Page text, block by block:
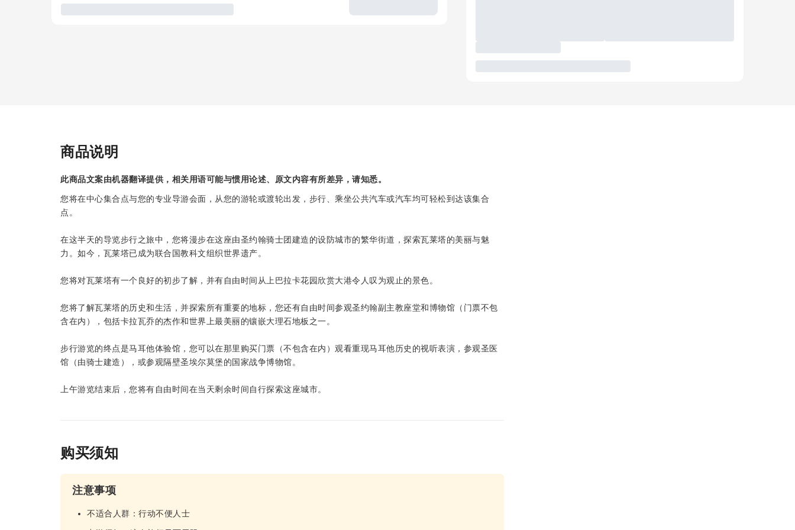
商品说明
此商品文案由机器翻译提供，相关用语可能与惯用论述、原文内容有所差异，请知悉。
您将在中心集合点与您的专业导游会面，从您的游轮或渡轮出发，步行、乘坐公共汽车或汽车均可轻松到达该集合
点。
在这半天的导览步行之旅中，您将漫步在这座由圣约翰骑士团建造的设防城市的繁华街道，探索瓦莱塔的美丽与魅
力。如今，瓦莱塔已成为联合国教科文组织世界遗产。
您将对瓦莱塔有一个良好的初步了解，并有自由时间从上巴拉卡花园欣赏大港令人叹为观止的景色。
您将了解瓦莱塔的历史和生活，并探索所有重要的地标，您还有自由时间参观圣约翰副主教座堂和博物馆（门票不包
含在内），包括卡拉瓦乔的杰作和世界上最美丽的镶嵌大理石地板之一。
步行游览的终点是马耳他体验馆，您可以在那里购买门票（不包含在内）观看重现马耳他历史的视听表演，参观圣医
馆（由骑士建造），或参观隔壁圣埃尔莫堡的国家战争博物馆。
上午游览结束后，您将有自由时间在当天剩余时间自行探索这座城市。
购买须知
注意事项
不适合人群：行动不便人士